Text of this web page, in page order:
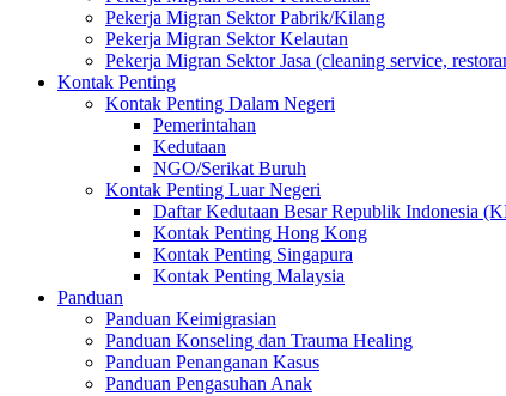
Pekerja Migran Sektor Pabrik/Kilang
Pekerja Migran Sektor Kelautan
Pekerja Migran Sektor Jasa (cleaning service,
Kontak Penting
Kontak Penting Dalam Negeri
Pemerintahan
Kedutaan
NGO/Serikat Buruh
Kontak Penting Luar Negeri
Daftar Kedutaan Besar Republik Indonesia
Kontak Penting Hong Kong
Kontak Penting Singapura
Kontak Penting Malaysia
Panduan
Panduan Keimigrasian
Panduan Konseling dan Trauma Healing
Panduan Penanganan Kasus
Panduan Pengasuhan Anak